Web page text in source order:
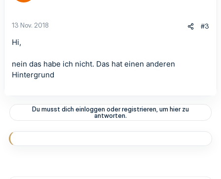
13 Nov. 2018 #3
Hi,
nein das habe ich nicht. Das hat einen anderen
Hintergrund
Du musst dich einloggen oder registrieren, um hier zu
antworten.